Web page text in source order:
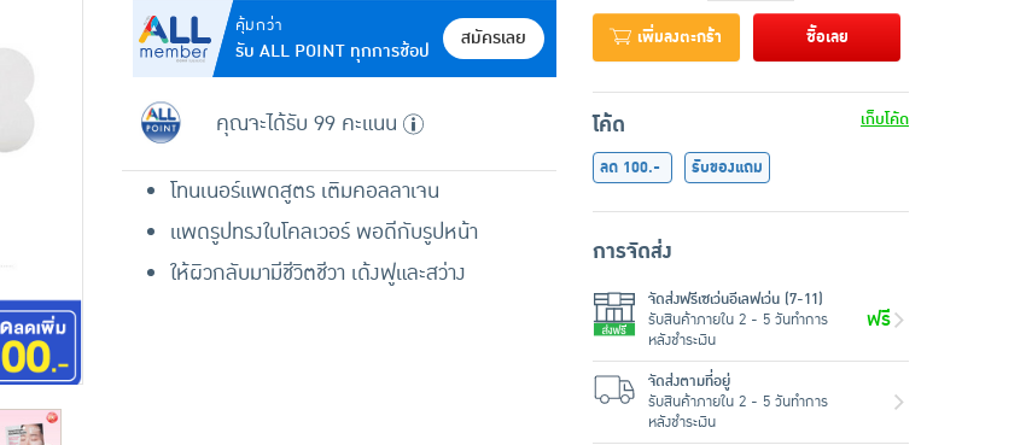
คุ้มกว่า
รับ ALL POINT ทุกการช้อป
สมัครเลย
คุณจะได้รับ 99 คะแนน
โทนเนอร์แพดสูตร เติมคอลลาเจน
แพดรูปทรงใบโคลเวอร์ พอดีกับรูปหน้า
ให้ผิวกลับมามีชีวิตชีวา เด้งฟูและสว่าง
เพิ่มลงตะกร้า ซื้อเลย
โค้ด
เก็บโค้ด
ลด 100.-
รับของแถม
การจัดส่ง
จัดส่งฟรีเซเว่นอีเลฟเว่น (7-11)
รับสินค้าภายใน 2 - 5 วันทำการ
หลังชำระเงิน
ฟรี
จัดส่งตามที่อยู่
รับสินค้าภายใน 2 - 5 วันทำการ
หลังชำระเงิน